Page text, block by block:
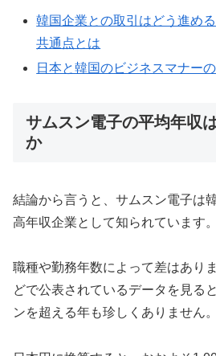
韓国企業との取引はどう進め
共通点とは
日本と韓国のビジネスマナー
サムスン電子の平均年収
か
結論から言うと、サムスン電子は
高年収企業として知られています。
職種や勤務年数によって差はあり
どで公表されているデータを見る
ンを超える年も珍しくありません。